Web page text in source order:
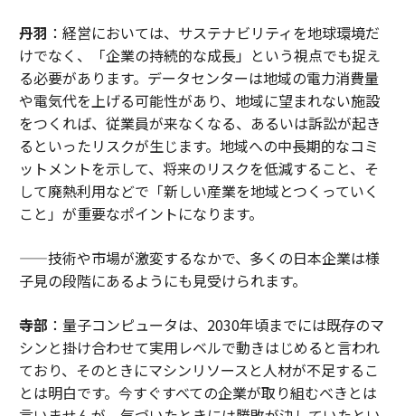
丹羽 ：経営においては、サステナビリティを地球環境だ
けでなく、「企業の持続的な成長」という視点でも捉え
る必要があります。データセンターは地域の電力消費量
や電気代を上げる可能性があり、地域に望まれない施設
をつくれば、従業員が来なくなる、あるいは訴訟が起き
るといったリスクが生じます。地域への中長期的なコミ
ットメントを示して、将来のリスクを低減すること、そ
して廃熱利用などで「新しい産業を地域とつくっていく
こと」が重要なポイントになります。
——技術や市場が激変するなかで、多くの日本企業は様
子見の段階にあるようにも見受けられます。
寺部 ：量子コンピュータは、2030年頃までには既存のマ
シンと掛け合わせて実用レベルで動きはじめると言われ
ており、そのときにマシンリソースと人材が不足するこ
とは明白です。今すぐすべての企業が取り組むべきとは